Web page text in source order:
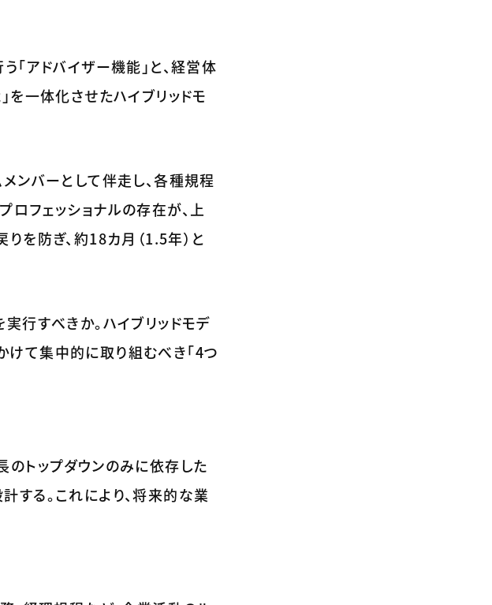
アドバイザー機能」と、経営体
を一体化させたハイブリッドモ
ンバーとして伴走し、各種規程
フェッショナルの存在が、上
を防ぎ、約18カ月（1.5年）と
行すべきか。ハイブリッドモデ
けて集中的に取り組むべき「4つ
トップダウンのみに依存した
る。これにより、将来的な業